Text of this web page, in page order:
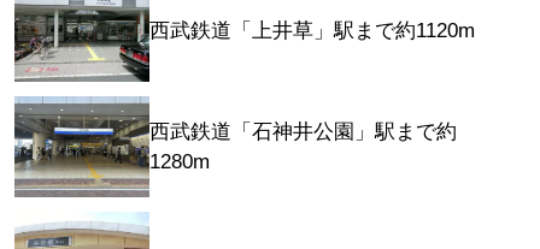
西武鉄道「上井草」駅まで約1120m
西武鉄道「石神井公園」駅まで約
1280m